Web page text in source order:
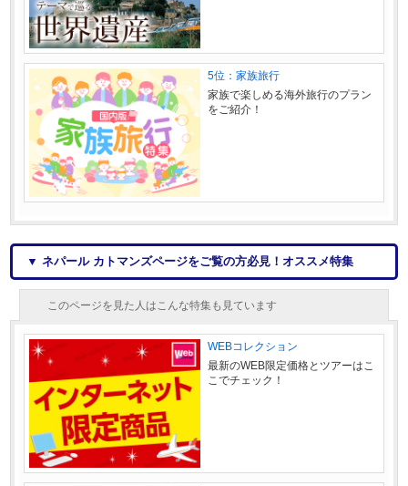
5位：家族旅行
家族で楽しめる海外旅行のプラン
をご紹介！
▼ ネパール カトマンズページをご覧の方必見！オススメ特集
このページを見た人はこんな特集も見ています
WEBコレクション
最新のWEB限定価格とツアーはこ
こでチェック！